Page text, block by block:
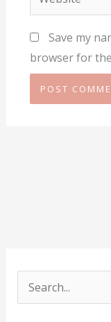
Save my
browser for